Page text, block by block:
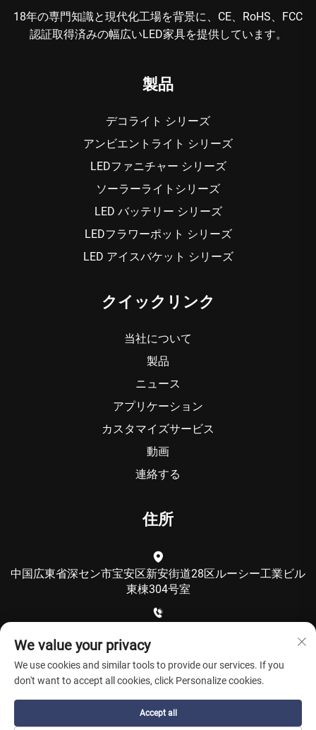
18年の専門知識と現代化工場を背景に、CE、RoHS、FCC
認証取得済みの幅広いLED家具を提供しています。
製品
デコライト シリーズ
アンビエントライト シリーズ
LEDファニチャー シリーズ
ソーラーライトシリーズ
LED バッテリー シリーズ
LEDフラワーポット シリーズ
LED アイスバケット シリーズ
クイックリンク
当社について
製品
ニュース
アプリケーション
カスタマイズサービス
動画
連絡する
住所
中国広東省深セン市宝安区新安街道28区ルーシー工業ビル
東棟304号室
[email protected]
We value your privacy
We use cookies and similar tools to provide our services. If you
don't want to accept all cookies, click Personalize cookies.
Accept all